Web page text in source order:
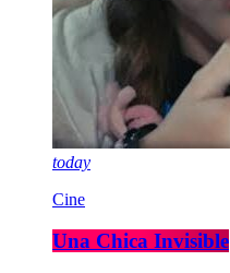
today
Cine
Una Chica Invisible